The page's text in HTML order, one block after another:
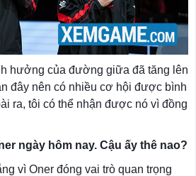
hưởng của đường giữa đã tăng lên
đây nên có nhiều cơ hội được bình
ra, tôi có thể nhận được nó vì đồng
ngày hôm nay. Cậu ấy thê nao?
vì Oner đóng vai trò quan trọng